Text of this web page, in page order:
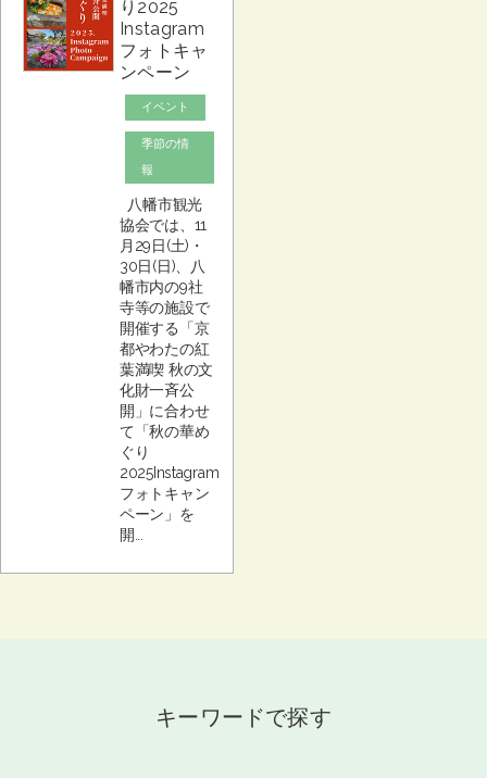
り2025
Instagram
フォトキャ
ンペーン
イベント
季節の情
報
八幡市観光
協会では、11
月29日(土)・
30日(日)、八
幡市内の9社
寺等の施設で
開催する「京
都やわたの紅
葉満喫 秋の文
化財一斉公
開」に合わせ
て「秋の華め
ぐり
2025Instagram
フォトキャン
ペーン」を
開...
キーワードで探す